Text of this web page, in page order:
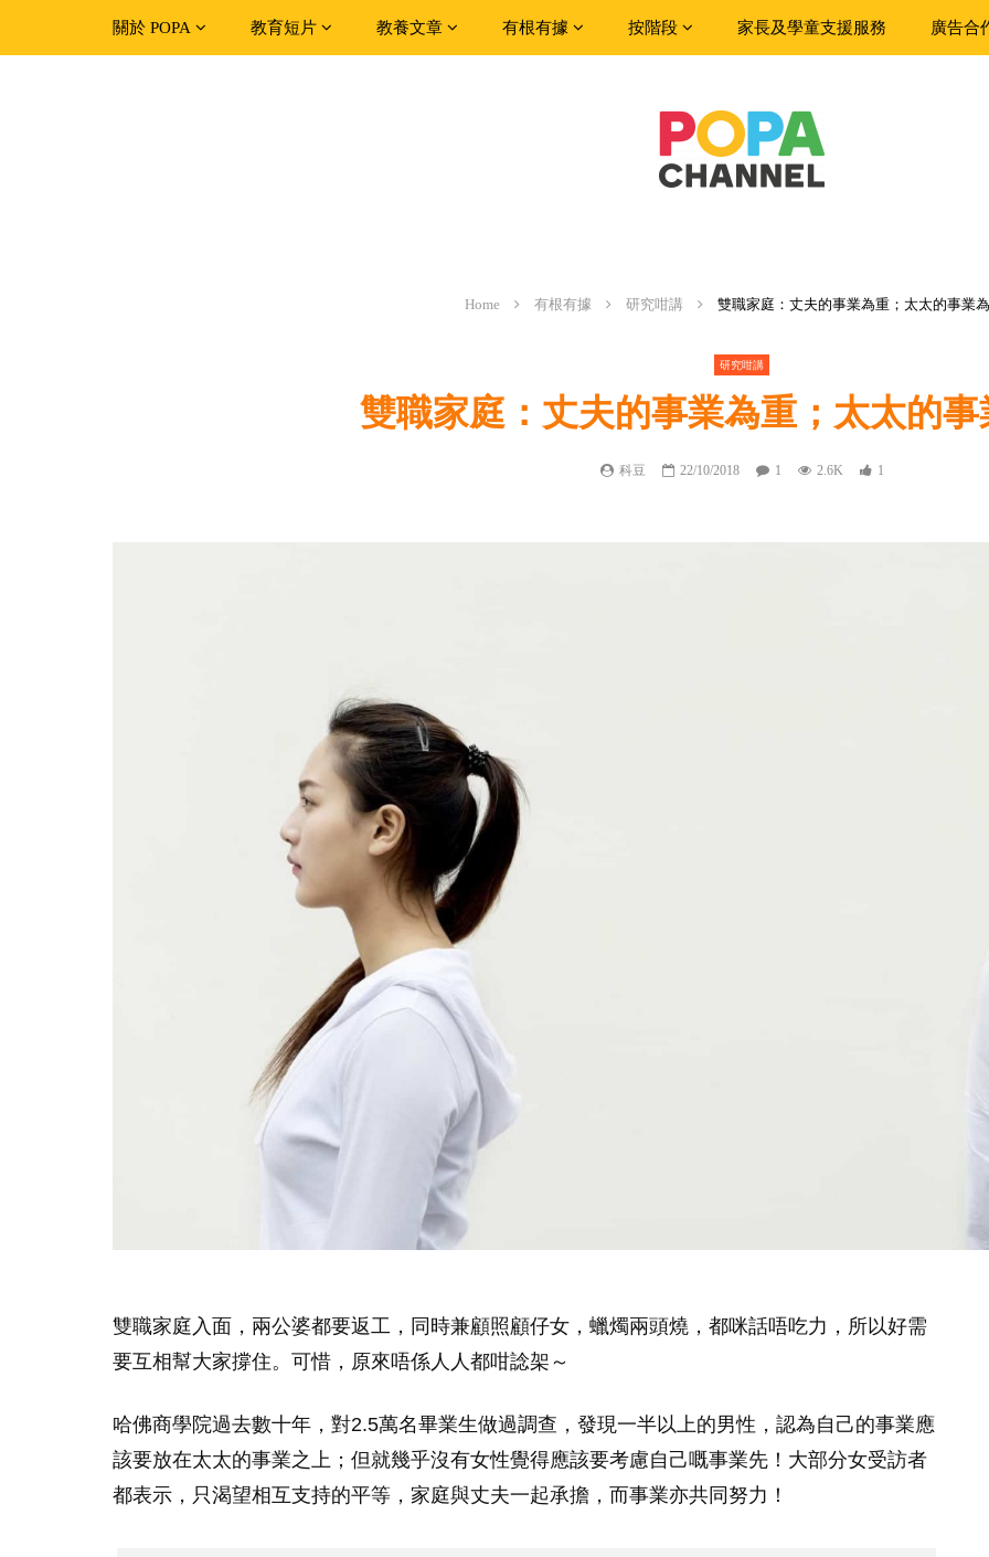
關於 POPA 教育短片 教養文章 有根有據 按階段 家長及學童支援服務 廣告合
Home 有根有據 研究咁講 雙職家庭：丈夫的事業為重；太太的事業
研究咁講
雙職家庭：丈夫的事業為重；太太的
科豆 22/10/2018 1 2.6K 1
雙職家庭入面，兩公婆都要返工，同時兼顧照顧仔女，蠟燭兩頭燒，都咪話唔吃力，所以好需
要互相幫大家撐住。可惜，原來唔係人人都咁諗架～
哈佛商學院過去數十年，對2.5萬名畢業生做過調查，發現一半以上的男性，認為自己的事業應
該要放在太太的事業之上；但就幾乎沒有女性覺得應該要考慮自己嘅事業先！大部分女受訪者
都表示，只渴望相互支持的平等，家庭與丈夫一起承擔，而事業亦共同努力！